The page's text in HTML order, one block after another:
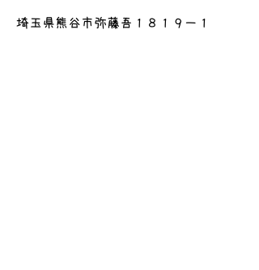
埼玉県熊谷市弥藤吾１８１９ー１